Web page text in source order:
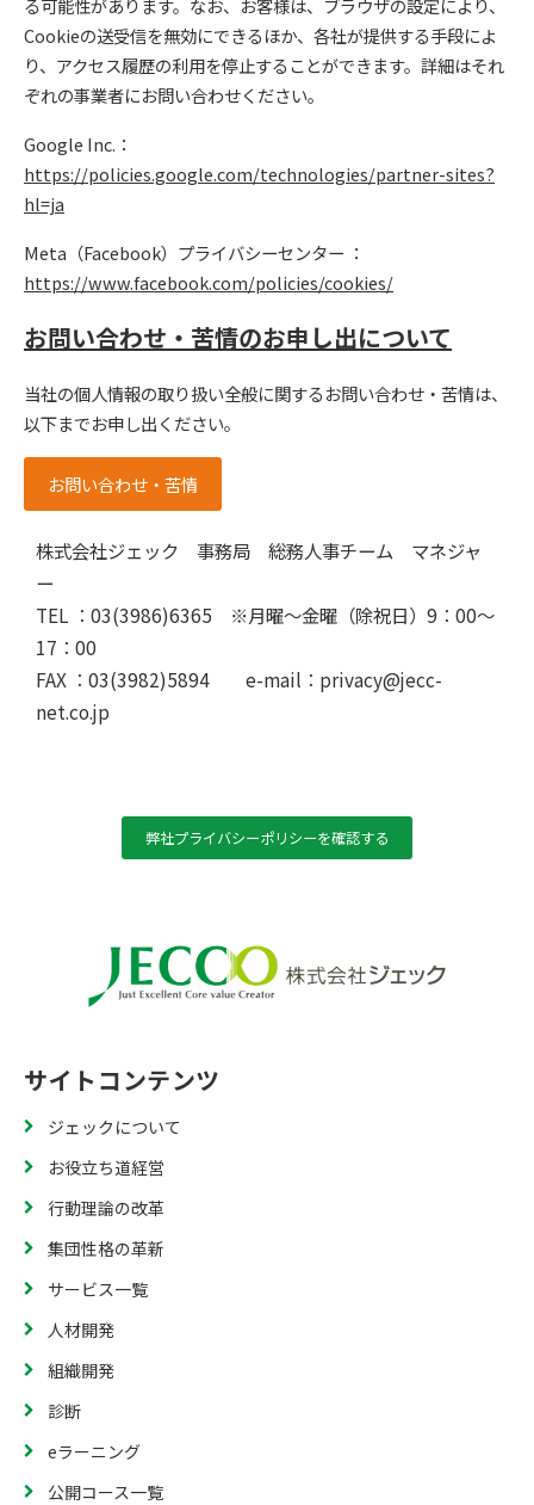
る可能性があります。なお、お客様は、ブラウザの設定により、
Cookieの送受信を無効にできるほか、各社が提供する手段によ
り、アクセス履歴の利用を停止することができます。詳細はそれ
ぞれの事業者にお問い合わせください。
Google Inc.：
https://policies.google.com/technologies/partner-sites?
hl=ja
Meta（Facebook）プライバシーセンター ：
https://www.facebook.com/policies/cookies/
お問い合わせ・苦情のお申し出について
当社の個人情報の取り扱い全般に関するお問い合わせ・苦情は、
以下までお申し出ください。
お問い合わせ・苦情
株式会社ジェック 事務局 総務人事チーム マネジャ
ー
TEL ：03(3986)6365 ※月曜～金曜（除祝日）9：00～
17：00
FAX ：03(3982)5894 e-mail：privacy@jecc-
net.co.jp
弊社プライバシーポリシーを確認する
サイトコンテンツ
ジェックについて
お役立ち道経営
行動理論の改革
集団性格の革新
サービス一覧
人材開発
組織開発
診断
eラーニング
公開コース一覧